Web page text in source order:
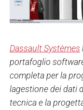
Dassault Systèmes
portafoglio
completa per la
lagestione dei dati
tecnica e la